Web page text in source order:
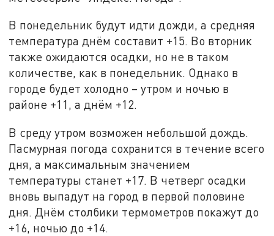
В понедельник будут идти дожди, а средняя
температура днём составит +15. Во вторник
также ожидаются осадки, но не в таком
количестве, как в понедельник. Однако в
городе будет холодно – утром и ночью в
районе +11, а днём +12.
В среду утром возможен небольшой дождь.
Пасмурная погода сохранится в течение всего
дня, а максимальным значением
температуры станет +17. В четверг осадки
вновь выпадут на город в первой половине
дня. Днём столбики термометров покажут до
+16, ночью до +14.